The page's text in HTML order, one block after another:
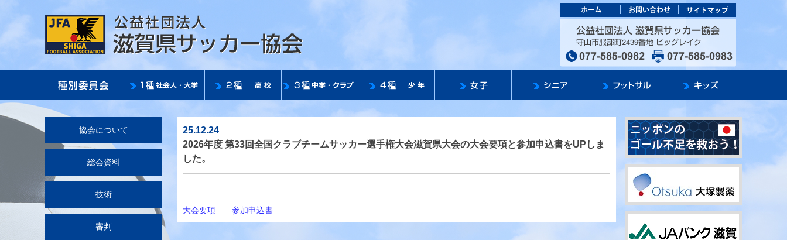
公益社団法人 滋賀県サッカー協会
協会について
総会資料
技術
審判
25.12.24
2026年度 第33回全国クラブチームサッカー選手権大会滋賀県大会の大会要項と参加申込書をUPしま
した。
大会要項 参加申込書